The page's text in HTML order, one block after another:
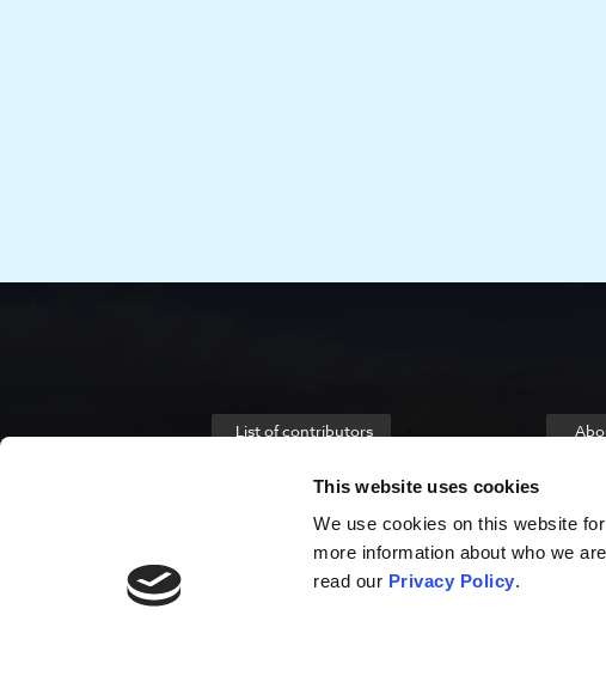
This website uses cookies
We use cookies on this website
more information about who we
read our Privacy Policy.
List of contributors